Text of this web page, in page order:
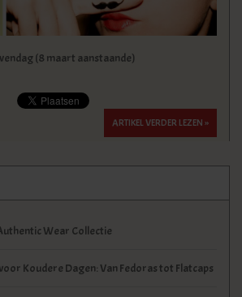
(8 maart aanstaande)
ARTIKEL VERDER LEZEN »
Wear Collectie
Koudere Dagen: Van Fedoras tot Flatcaps